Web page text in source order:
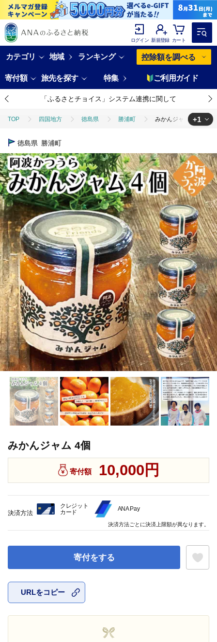
ログイン 新規登録 カート
カテゴリ 地域 ランキング 控除額を調べる
寄付額 旅先を探す 特集 ご利用ガイド
「ふるさとチョイス」システム連携に関して
TOP 四国地方 徳島県 勝浦町 みかんジャム 4個
TOP
+1
徳島県 勝浦町
みかんジャム 4個
寄付額 10,000円
寄付をする
URLをコピー
決済方法
クレジット
カード
ANA Pay
決済方法ごとに決済上限額が異なります。